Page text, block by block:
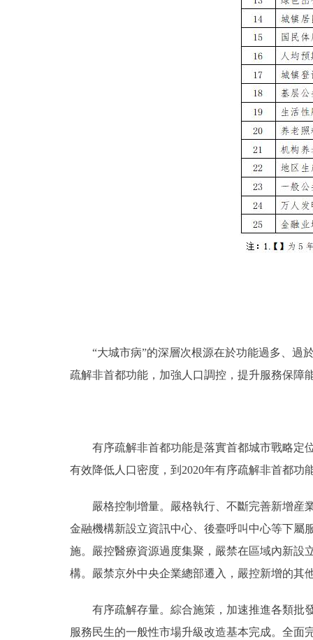
“大城市病”的深層次根源在於功能過多、過於
疏解非首都功能，加強人口調控，提升服務保障
有序疏解非首都功能是落實首都城市戰略定位
有效降低人口密度，到2020年有序疏解非首都功
嚴格控制增量。嚴格執行、不斷完善新增産業
金融機構新設立資訊中心、後臺呼叫中心等下屬
施。嚴控醫療資源過度集聚，嚴禁在區域內新設
構。嚴禁京外中央企業總部遷入，嚴控新增的其
有序疏解存量。綜合施策，加速推進各類批發
服務民生的一般性市場升級改造基本完成。全